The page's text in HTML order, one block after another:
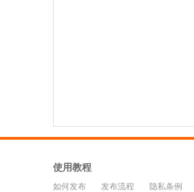
使用教程
如何发布 发布流程
隐私条例